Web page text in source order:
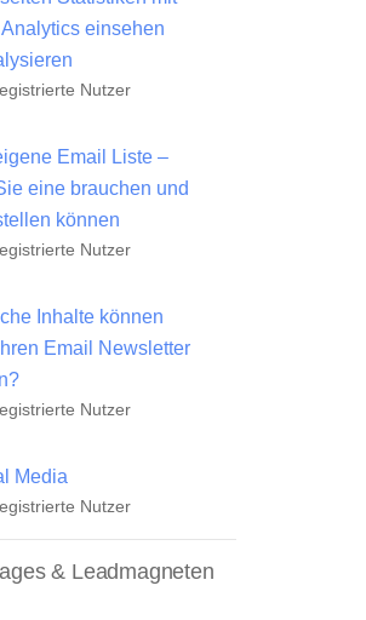
einsehen
Nutzer
Email Liste –
eine brauchen und
können
Nutzer
Inhalte können
Email Newsletter
Nutzer
Media
Nutzer
& Leadmagneten